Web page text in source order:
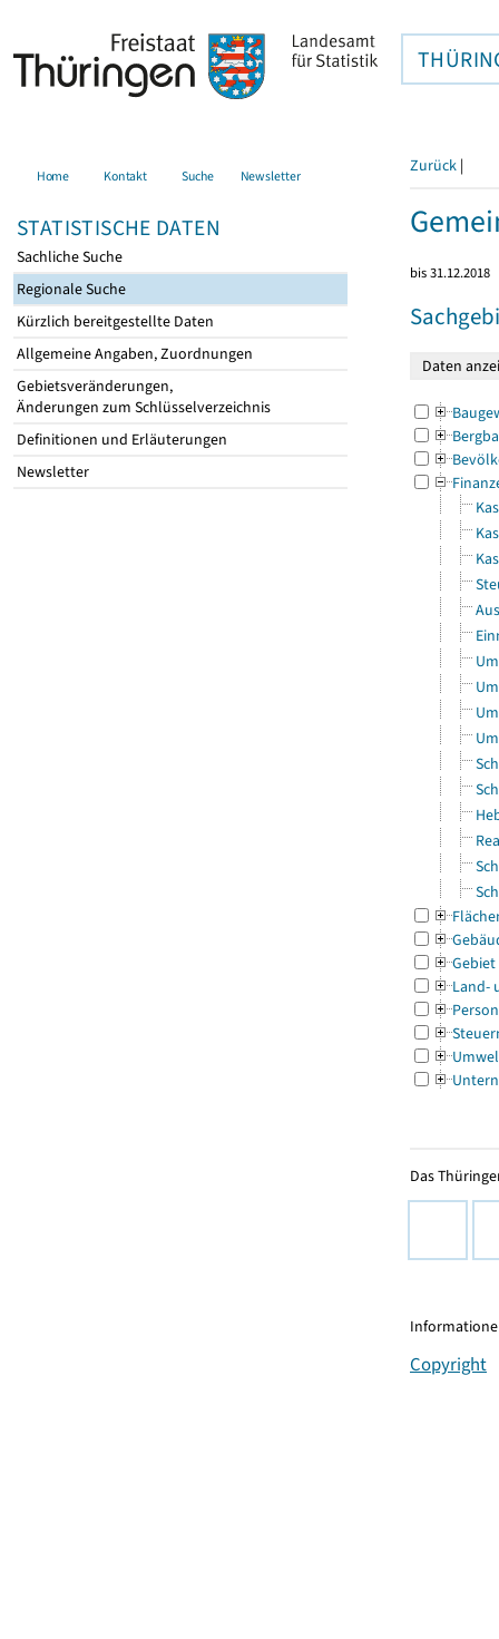
Home Kontakt Suche Newsletter
STATISTISCHE DATEN
Sachliche Suche
Regionale Suche
Kürzlich bereitgestellte Daten
Allgemeine Angaben, Zuordnungen
Gebietsveränderungen,
Änderungen zum Schlüsselverzeichnis
Definitionen und Erläuterungen
Newsletter
Zurück |
bis 31.12.2018
Gebiet
Land-
Das
Copyright